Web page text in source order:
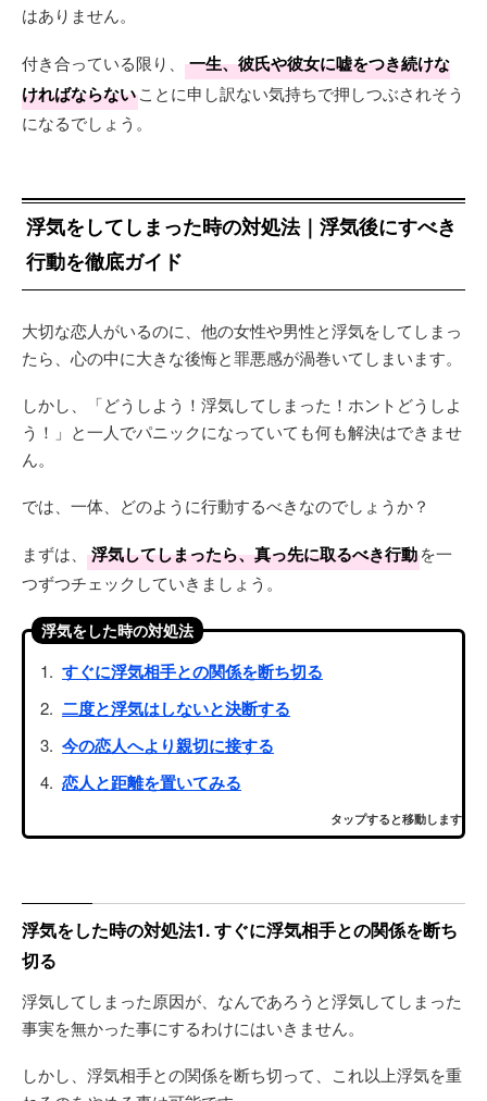
はありません。
付き合っている限り、
一生、彼氏や彼女に嘘をつき続けな
ければならないことに申し訳ない気持ちで押しつぶされそう
になるでしょう。
浮気をしてしまった時の対処法｜浮気後にすべき
行動を徹底ガイド
大切な恋人がいるのに、他の女性や男性と浮気をしてしまっ
たら、心の中に大きな後悔と罪悪感が渦巻いてしまいます。
しかし、「どうしよう！浮気してしまった！ホントどうしよ
う！」と一人でパニックになっていても何も解決はできませ
ん。
では、一体、どのように行動するべきなのでしょうか？
まずは、 浮気してしまったら、真っ先に取るべき行動を一
つずつチェックしていきましょう。
浮気をした時の対処法
すぐに浮気相手との関係を断ち切る
二度と浮気はしないと決断する
今の恋人へより親切に接する
恋人と距離を置いてみる
タップすると移動します
浮気をした時の対処法1. すぐに浮気相手との関係を断ち
切る
浮気してしまった原因が、なんであろうと浮気してしまった
事実を無かった事にするわけにはいきません。
しかし、浮気相手との関係を断ち切って、これ以上浮気を重